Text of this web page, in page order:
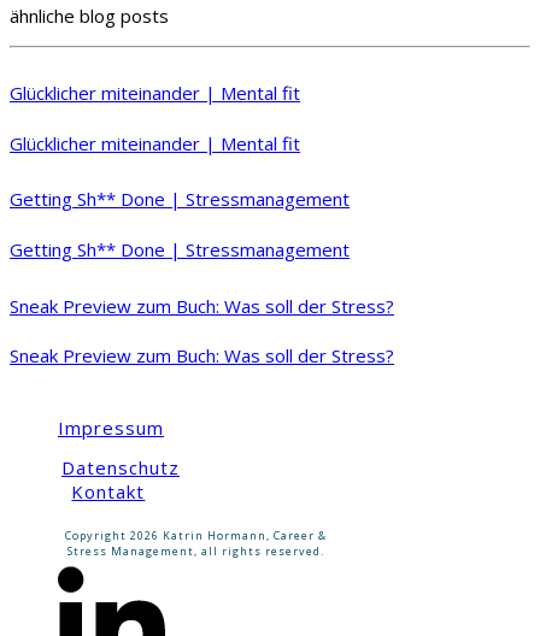
ähnliche blog posts
Glücklicher miteinander | Mental fit
Glücklicher miteinander | Mental fit
Getting Sh** Done | Stressmanagement
Getting Sh** Done | Stressmanagement
Sneak Preview zum Buch: Was soll der Stress?
Sneak Preview zum Buch: Was soll der Stress?
Impressum
Datenschutz
Kontakt
Copyright 2026 Katrin Hormann, Career &
Stress Management, all rights reserved.